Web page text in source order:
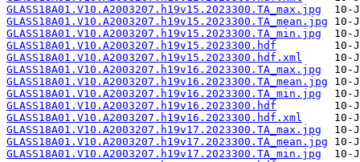
GLASS18A01.V10.A2003207.h19v15.2023300.TA_max.jpg
GLASS18A01.V10.A2003207.h19v15.2023300.TA_mean.jpg
GLASS18A01.V10.A2003207.h19v15.2023300.TA_min.jpg
GLASS18A01.V10.A2003207.h19v15.2023300.hdf
GLASS18A01.V10.A2003207.h19v15.2023300.hdf.xml
GLASS18A01.V10.A2003207.h19v16.2023300.TA_max.jpg
GLASS18A01.V10.A2003207.h19v16.2023300.TA_mean.jpg
GLASS18A01.V10.A2003207.h19v16.2023300.TA_min.jpg
GLASS18A01.V10.A2003207.h19v16.2023300.hdf
GLASS18A01.V10.A2003207.h19v16.2023300.hdf.xml
GLASS18A01.V10.A2003207.h19v17.2023300.TA_max.jpg
GLASS18A01.V10.A2003207.h19v17.2023300.TA_mean.jpg
GLASS18A01.V10.A2003207.h19v17.2023300.TA_min.jpg